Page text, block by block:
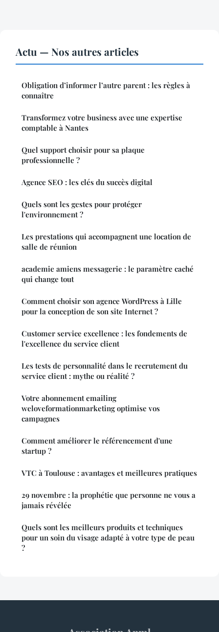
Actu — Nos autres articles
Obligation d’informer l’autre parent : les règles à
connaître
Transformez votre business avec une expertise
comptable à Nantes
Quel support choisir pour sa plaque
professionnelle ?
Agence SEO : les clés du succès digital
Quels sont les gestes pour protéger
l'environnement ?
Les prestations qui accompagnent une location de
salle de réunion
academie amiens messagerie : le paramètre caché
qui change tout
Comment choisir son agence WordPress à Lille
pour la conception de son site Internet ?
Customer service excellence : les fondements de
l'excellence du service client
Les tests de personnalité dans le recrutement du
service client : mythe ou réalité ?
Votre abonnement emailing
weloveformationmarketing optimise vos
campagnes
Comment améliorer le référencement d'une
startup ?
VTC à Toulouse : avantages et meilleures pratiques
29 novembre : la prophétie que personne ne vous a
jamais révélée
Quels sont les meilleurs produits et techniques
pour un soin du visage adapté à votre type de peau
?